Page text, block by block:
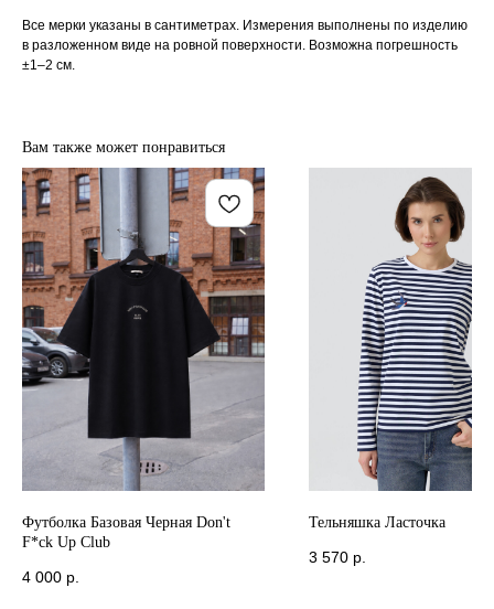
Все мерки указаны в сантиметрах. Измерения выполнены по изделию
в разложенном виде на ровной поверхности. Возможна погрешность
±1–2 см.
Вам также может понравиться
Футболка Базовая Черная Don't
F*ck Up Club
4 000 р.
Тельняшка Ласточка
3 570 р.